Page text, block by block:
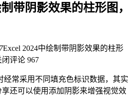
带阴影效果的柱形图，
Excel 2024中绘制带阴影效果的柱形
闭评论 967
经常采用不同填充色标识数据，其实
还可以使用添加阴影来增强视觉效